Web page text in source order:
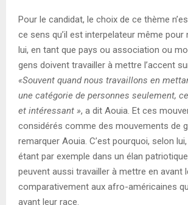
Pour le candidat, le choix de ce thème
ce sens qu’il est interpelateur même pour
lui, en tant que pays ou association ou
gens doivent travailler à mettre l’accent
«Souvent quand nous travaillons en
une catégorie de personnes seulement,
et intéressant », a dit Aouia. Et ces
considérés comme des mouvements de
remarquer Aouia. C’est pourquoi, selon
étant par exemple dans un élan
peuvent aussi travailler à mettre en avant
comparativement aux afro-américaines
avant leur race.